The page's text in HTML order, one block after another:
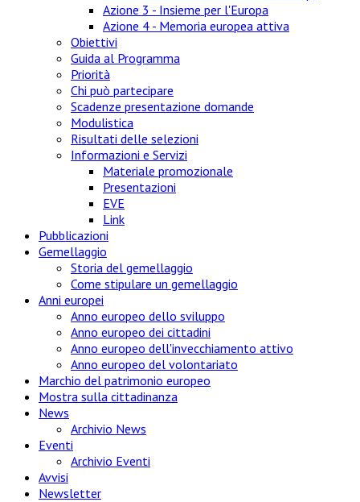
Azione 3 - Insieme per l'Europa
Azione 4 - Memoria europea attiva
Obiettivi
Guida al Programma
Priorità
Chi può partecipare
Scadenze presentazione domande
Modulistica
Risultati delle selezioni
Informazioni e Servizi
Materiale promozionale
Presentazioni
EVE
Link
Pubblicazioni
Gemellaggio
Storia del gemellaggio
Come stipulare un gemellaggio
Anni europei
Anno europeo dello sviluppo
Anno europeo dei cittadini
Anno europeo dell'invecchiamento attivo
Anno europeo del volontariato
Marchio del patrimonio europeo
Mostra sulla cittadinanza
News
Archivio News
Eventi
Archivio Eventi
Avvisi
Newsletter